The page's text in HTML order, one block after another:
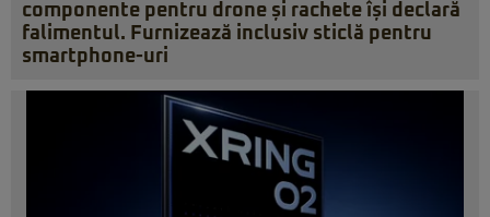
componente pentru drone și rachete își declară
falimentul. Furnizează inclusiv sticlă pentru
smartphone-uri